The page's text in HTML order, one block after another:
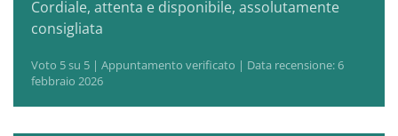
Cordiale, attenta e disponibile, assolutamente
consigliata
Voto 5 su 5 | Appuntamento verificato | Data recensione: 6
febbraio 2026